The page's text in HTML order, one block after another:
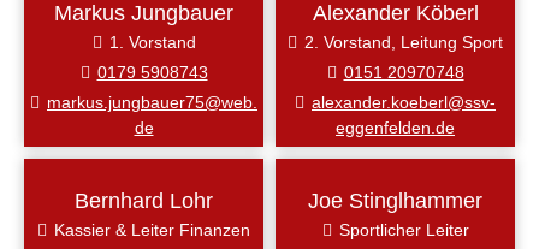
Markus Jungbauer
1. Vorstand
0179 5908743
markus.jungbauer75@web.
de
Alexander Köberl
2. Vorstand, Leitung Sport
0151 20970748
alexander.koeberl@ssv-
eggenfelden.de
Bernhard Lohr
Kassier & Leiter Finanzen
Joe Stinglhammer
Sportlicher Leiter